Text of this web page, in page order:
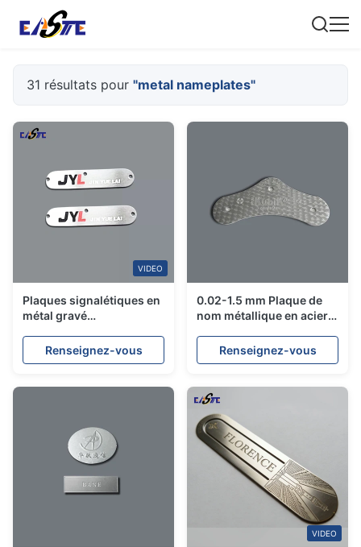
31 résultats pour "metal nameplates"
VIDEO
Plaques signalétiques en
métal gravé
précision - Fabricant
OEM sur mesure
Renseignez-vous
0.02-1.5 mm Plaque de
nom métallique en acier
gravure chimique
avancée
Renseignez-vous
VIDEO